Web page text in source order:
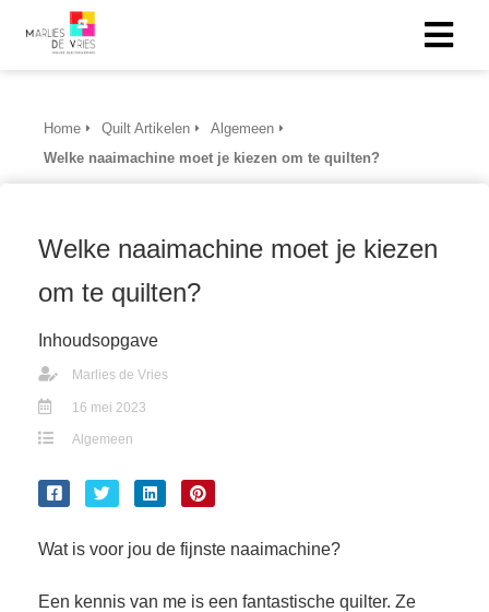
Home Quilt Artikelen
Algemeen
Welke naaimachine moet je kiezen om te quilten?
Welke naaimachine moet je kiezen
om te quilten?
Inhoudsopgave
Marlies de Vries
16 mei 2023
Algemeen
Wat is voor jou de fijnste naaimachine?
Een kennis van me is een fantastische quilter. Ze